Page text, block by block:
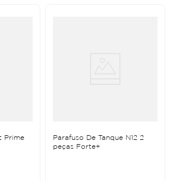
Parafuso De Tanque N12 2
peças Forte+